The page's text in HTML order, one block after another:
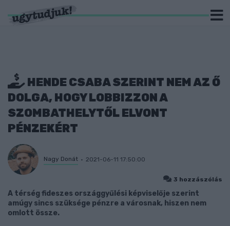
HENDE CSABA SZERINT NEM AZ Ő
DOLGA, HOGY LOBBIZZON A
SZOMBATHELYTŐL ELVONT
PÉNZEKÉRT
Nagy Donát 2021-06-11 17:50:00
3 hozzászólás
A térség fideszes országgyűlési képviselője szerint
amúgy sincs szüksége pénzre a városnak, hiszen nem
omlott össze.